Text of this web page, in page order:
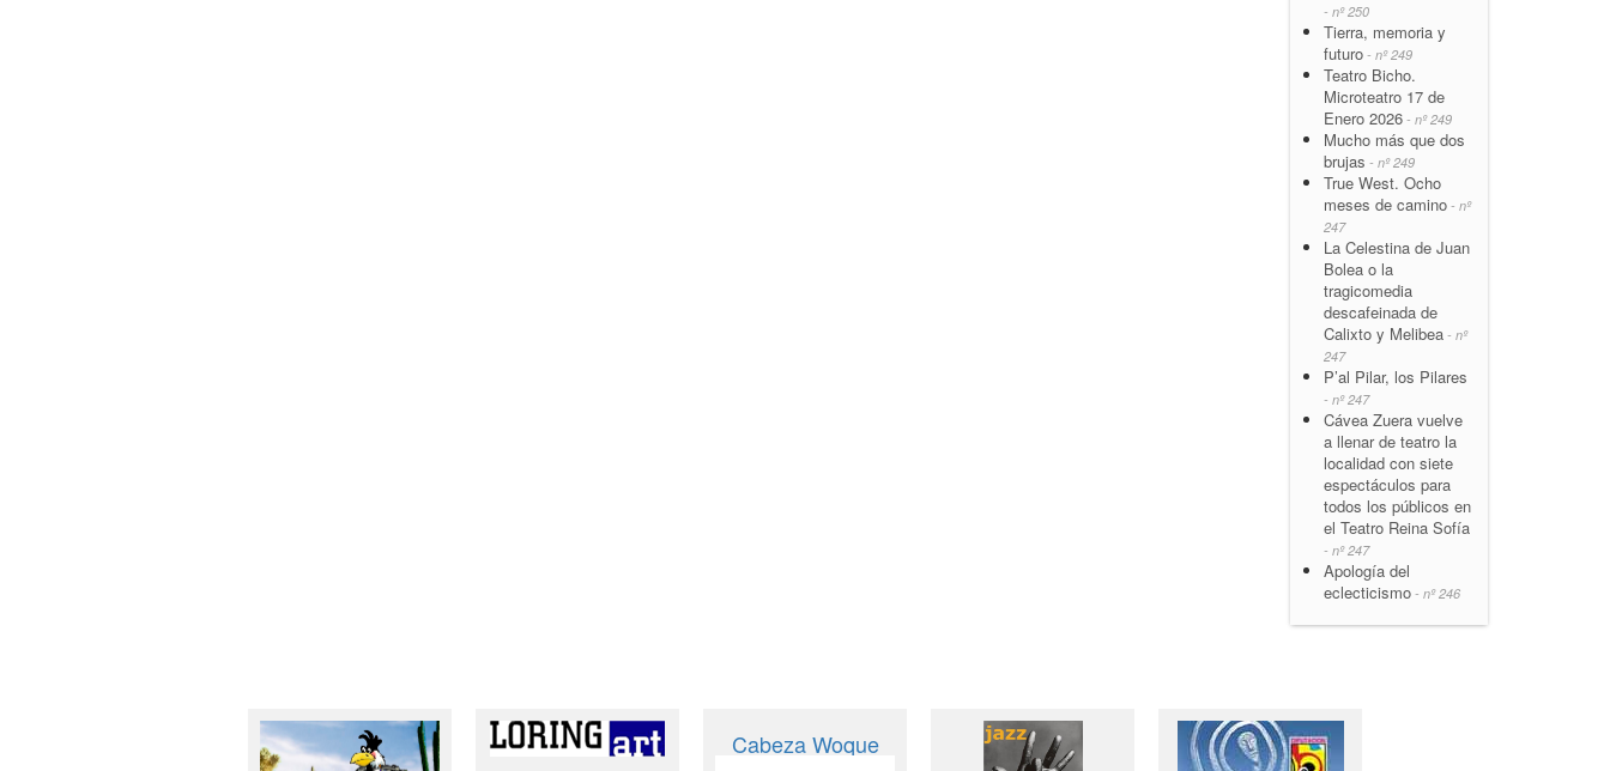
- nº 250
Tierra, memoria y
futuro - nº 249
Teatro Bicho.
Microteatro 17 de
Enero 2026 - nº 249
Mucho más que dos
brujas - nº 249
True West. Ocho
meses de camino - nº
247
La Celestina de Juan
Bolea o la
tragicomedia
descafeinada de
Calixto y Melibea - nº
247
P’al Pilar, los Pilares
- nº 247
Cávea Zuera vuelve
a llenar de teatro la
localidad con siete
espectáculos para
todos los públicos en
el Teatro Reina Sofía
- nº 247
Apología del
eclecticismo - nº 246
Cabeza Woque